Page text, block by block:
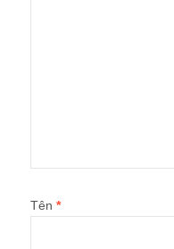
Tên *